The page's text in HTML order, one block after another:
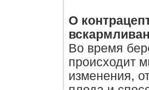
О
Во время
происходит
изменения,